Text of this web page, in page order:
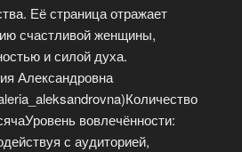
Её страница отражает
счастливой женщины,
и силой духа.
Александровна
вовлечённости:
с аудиторией,